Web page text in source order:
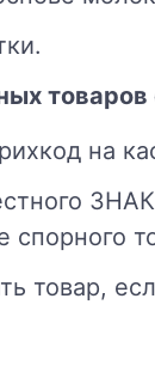
товаров
на
спорного
товар,